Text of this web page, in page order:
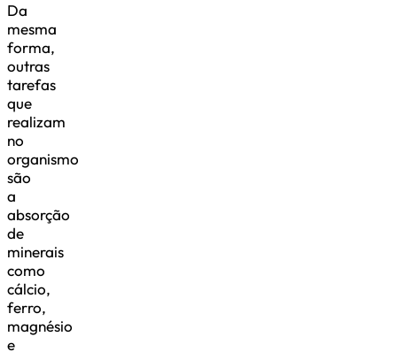
Da
mesma
forma,
outras
tarefas
que
realizam
no
organismo
são
a
absorção
de
minerais
como
cálcio,
ferro,
magnésio
e